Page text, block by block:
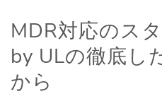
MDR対応のス
by ULの徹底し
から